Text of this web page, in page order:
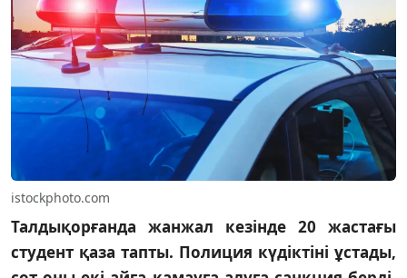
istockphoto.com
Талдықорғанда жанжал кезінде 20 жастағы
студент қаза тапты. Полиция күдіктіні ұстады,